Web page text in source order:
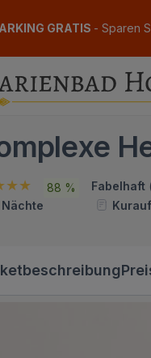
GRATIS - Sparen
88 % Fabelhaft
Nächte